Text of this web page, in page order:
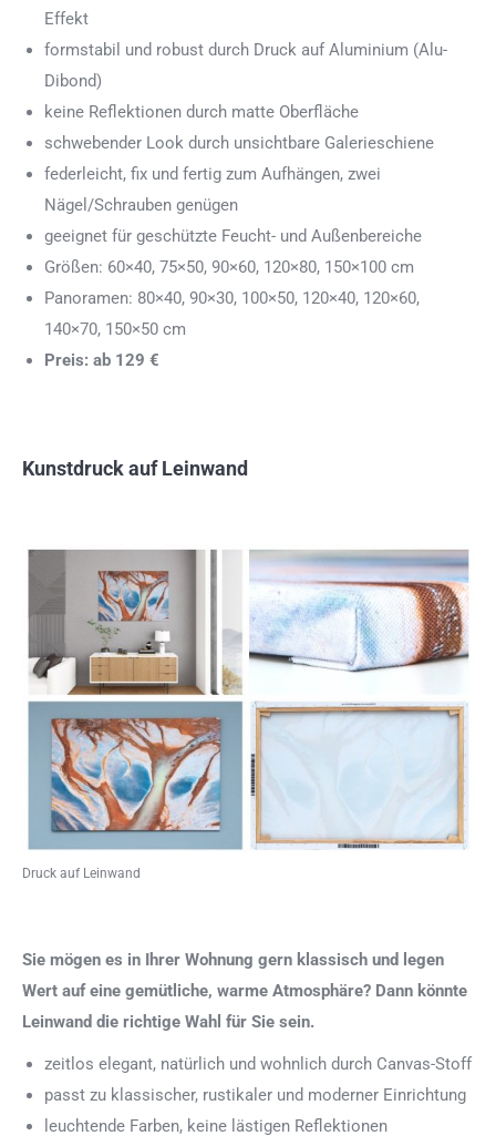
Effekt
formstabil und robust durch Druck auf Aluminium (Alu-
Dibond)
keine Reflektionen durch matte Oberfläche
schwebender Look durch unsichtbare Galerieschiene
federleicht, fix und fertig zum Aufhängen, zwei
Nägel/Schrauben genügen
geeignet für geschützte Feucht- und Außenbereiche
Größen: 60×40, 75×50, 90×60, 120×80, 150×100 cm
Panoramen: 80×40, 90×30, 100×50, 120×40, 120×60,
140×70, 150×50 cm
Preis: ab 129 €
Kunstdruck auf Leinwand
Druck auf Leinwand
Sie mögen es in Ihrer Wohnung gern klassisch und legen
Wert auf eine gemütliche, warme Atmosphäre? Dann könnte
Leinwand die richtige Wahl für Sie sein.
zeitlos elegant, natürlich und wohnlich durch Canvas-Stoff
passt zu klassischer, rustikaler und moderner Einrichtung
leuchtende Farben, keine lästigen Reflektionen